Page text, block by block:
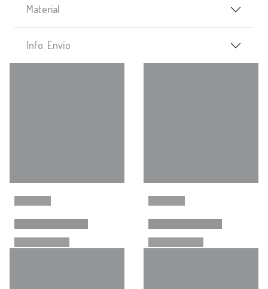
Material
Info. Envío